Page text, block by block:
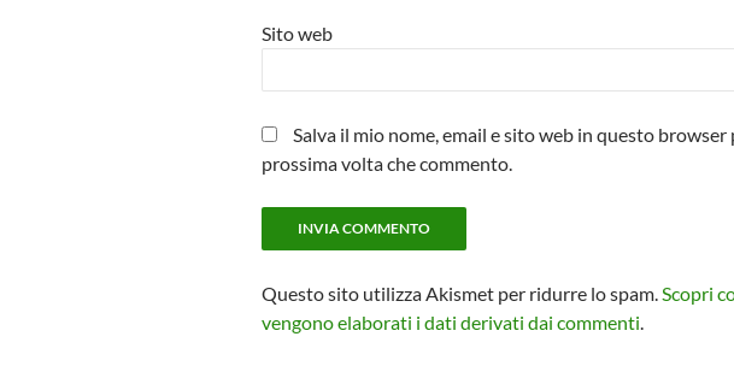
Sito web
Salva il mio nome, email e sito web in questo browser
prossima volta che commento.
Questo sito utilizza Akismet per ridurre lo spam.Scopri
vengono elaborati i dati derivati dai commenti.